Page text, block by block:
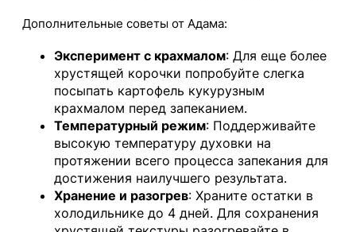
Дополнительные советы от Адама:
Эксперимент с крахмалом: Для еще более
хрустящей корочки попробуйте слегка
посыпать картофель кукурузным
крахмалом перед запеканием.
Температурный режим: Поддерживайте
высокую температуру духовки на
протяжении всего процесса запекания для
достижения наилучшего результата.
Хранение и разогрев: Храните остатки в
холодильнике до 4 дней. Для сохранения